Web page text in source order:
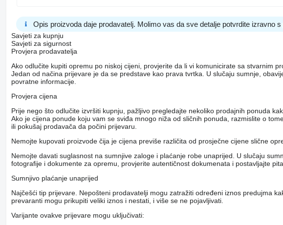
Opis proizvoda daje prodavatelj. Molimo vas da sve detalje potvrdite izravno s
Savjeti za kupnju
Savjeti za sigurnost
Provjera prodavatelja
Ako odlučite kupiti opremu po niskoj cijeni, provjerite da li vi komunicirate sa stvarnim
Jedan od načina prijevare je da se predstave kao prava tvrtka. U slučaju sumnje,
povratne informacije.
Provjera cijena
Prije nego što odlučite izvršiti kupnju, pažljivo pregledajte nekoliko prodajnih ponuda
Ako je cijena ponude koju vam se sviđa mnogo niža od sličnih ponuda, razmislite o
ili pokušaj prodavača da počini prijevaru.
Nemojte kupovati proizvode čija je cijena previše različita od prosječne cijene slične
Nemojte davati suglasnost na sumnjive zaloge i plaćanje robe unaprijed. U slučaju
fotografije i dokumente za opremu, provjerite autentičnost dokumenata i postavljajte
Sumnjivo plaćanje unaprijed
Najčešći tip prijevare. Nepošteni prodavatelji mogu zatražiti određeni iznos predujma
prevaranti mogu prikupiti veliki iznos i nestati, i više se ne pojavljivati.
Varijante ovakve prijevare mogu uključivati: